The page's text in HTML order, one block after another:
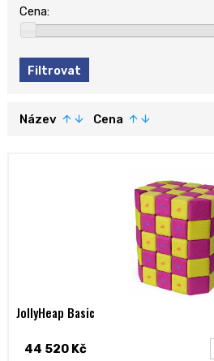
Cena:
Název arrow_upward arrow_downward Cena arrow_upward arrow_downward
JollyHeap Basic
44 520 Kč